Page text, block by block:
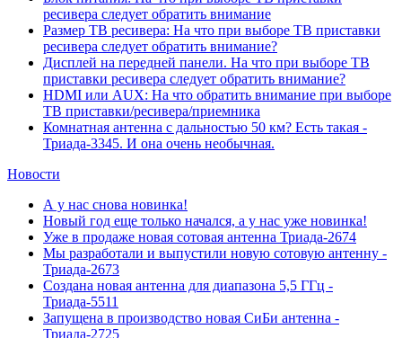
ресивера следует обратить внимание
Размер ТВ ресивера: На что при выборе ТВ приставки
ресивера следует обратить внимание?
Дисплей на передней панели. На что при выборе ТВ
приставки ресивера следует обратить внимание?
HDMI или AUX: На что обратить внимание при выборе
ТВ приставки/ресивера/приемника
Комнатная антенна с дальностью 50 км? Есть такая -
Триада-3345. И она очень необычная.
Новости
А у нас снова новинка!
Новый год еще только начался, а у нас уже новинка!
Уже в продаже новая сотовая антенна Триада-2674
Мы разработали и выпустили новую сотовую антенну -
Триада-2673
Создана новая антенна для диапазона 5,5 ГГц -
Триада-5511
Запущена в производство новая СиБи антенна -
Триада-2725